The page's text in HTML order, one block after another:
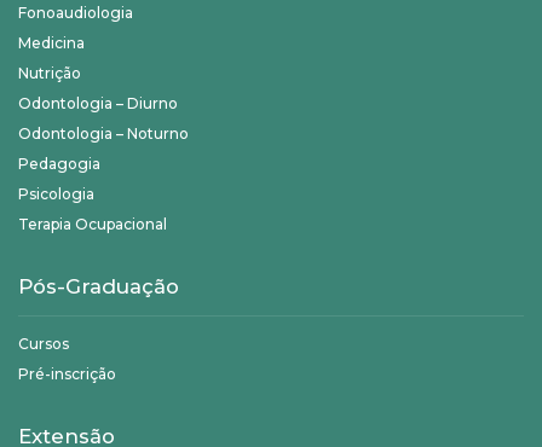
Fonoaudiologia
Medicina
Nutrição
Odontologia – Diurno
Odontologia – Noturno
Pedagogia
Psicologia
Terapia Ocupacional
Pós-Graduação
Cursos
Pré-inscrição
Extensão